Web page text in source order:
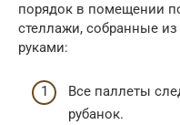
порядок в помещении
стеллажи, собранные
руками:
Все паллеты
рубанок.